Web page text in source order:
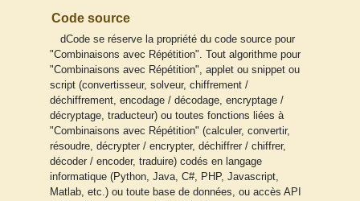
Code source
dCode se réserve la propriété du code source pour
"Combinaisons avec Répétition". Tout algorithme pour
"Combinaisons avec Répétition", applet ou snippet ou
script (convertisseur, solveur, chiffrement /
déchiffrement, encodage / décodage, encryptage /
décryptage, traducteur) ou toutes fonctions liées à
"Combinaisons avec Répétition" (calculer, convertir,
résoudre, décrypter / encrypter, déchiffrer / chiffrer,
décoder / encoder, traduire) codés en langage
informatique (Python, Java, C#, PHP, Javascript,
Matlab, etc.) ou toute base de données, ou accès API